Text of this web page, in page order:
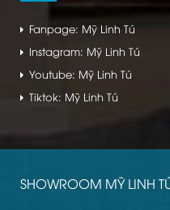
Fanpage: Mỹ Linh Tú
Instagram: Mỹ Linh Tú
Youtube: Mỹ Linh Tú
Tiktok: Mỹ Linh Tú
SHOWROOM MỸ LINH